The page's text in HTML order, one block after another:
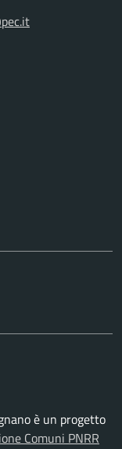
è un progetto
Comuni PNRR